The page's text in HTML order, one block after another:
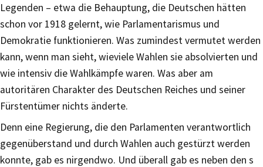
Legenden – etwa die Behauptung, die Deutschen hätten
schon vor 1918 gelernt, wie Parlamentarismus und
Demokratie funktionieren. Was zumindest vermutet werden
kann, wenn man sieht, wieviele Wahlen sie absolvierten und
wie intensiv die Wahlkämpfe waren. Was aber am
autoritären Charakter des Deutschen Reiches und seiner
Fürstentümer nichts änderte.
Denn eine Regierung, die den Parlamenten verantwortlich
gegenüberstand und durch Wahlen auch gestürzt werden
konnte, gab es nirgendwo. Und überall gab es neben den s